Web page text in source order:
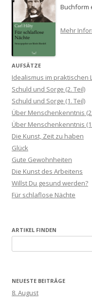
Buchform
Mehr
AUFSÄTZE
Idealismus im praktischen
Schuld und Sorge (2. Teil)
Schuld und Sorge (1. Teil)
Über Menschenkenntnis
Über Menschenkenntnis
Die Kunst, Zeit zu haben
Glück
Gute Gewohnheiten
Die Kunst des Arbeitens
Willst Du gesund werden?
Für schlaflose Nächte
ARTIKEL FINDEN
u
h
e
NEUESTE BEITRÄGE
8. August